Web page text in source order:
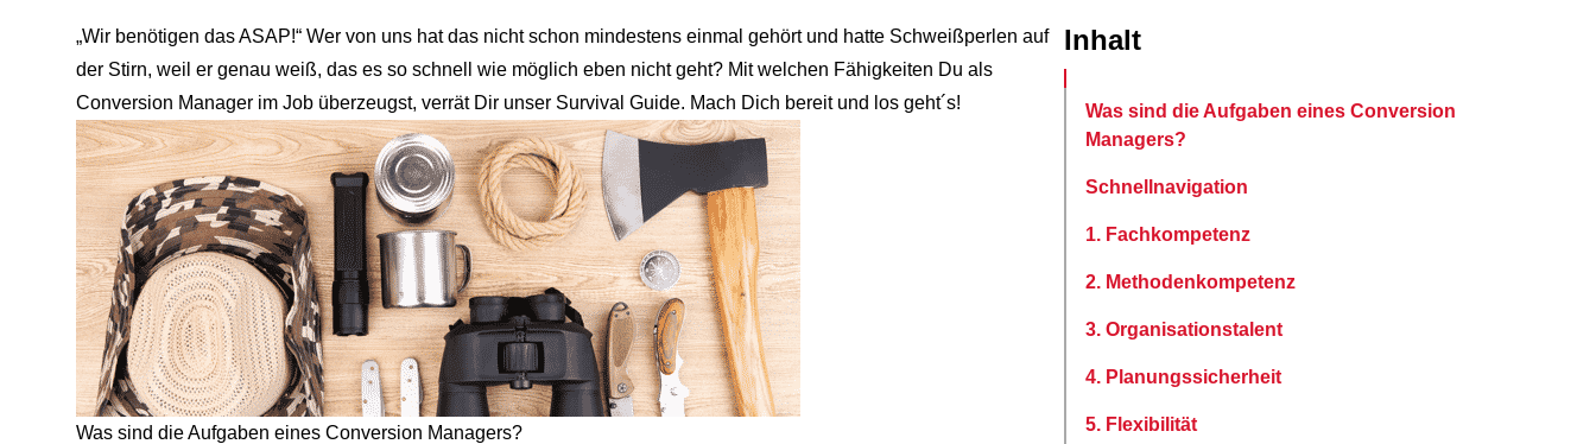
Inhalt
Was sind die Aufgaben eines Conversion
Managers?
Schnellnavigation
1. Fachkompetenz
2. Methodenkompetenz
3. Organisationstalent
4. Planungssicherheit
5. Flexibilität
„Wir benötigen das ASAP!“ Wer von uns hat das nicht schon mindestens einmal gehört und hatte Schweißperlen auf
der Stirn, weil er genau weiß, das es so schnell wie möglich eben nicht geht? Mit welchen Fähigkeiten Du als
Conversion Manager im Job überzeugst, verrät Dir unser Survival Guide. Mach Dich bereit und los geht´s!
Was sind die Aufgaben eines Conversion Managers?